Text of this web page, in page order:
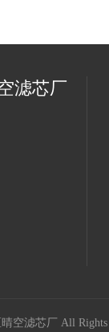
滤芯厂
晴空滤芯厂 All